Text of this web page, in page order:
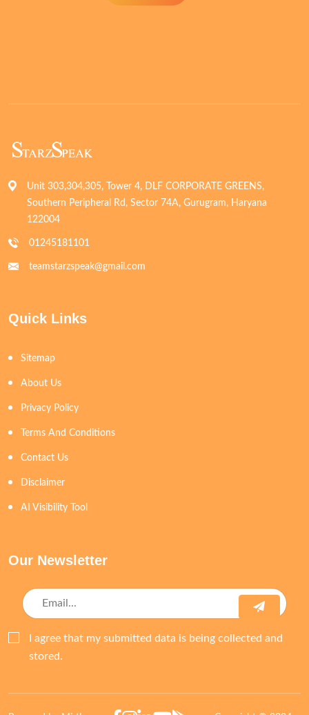
Unit 303,304,305, Tower 4, DLF CORPORATE GREENS,
Southern Peripheral Rd, Sector 74A, Gurugram, Haryana
122004
01245181101
teamstarzspeak@gmail.com
Quick Links
Sitemap
About Us
Privacy Policy
Terms And Conditions
Contact Us
Disclaimer
AI Visibility Tool
Our Newsletter
I agree that my submitted data is being collected and
stored.